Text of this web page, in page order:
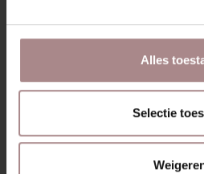
Alles
Selectie
RIKKE | EIKEN
VANAF€ 1.075,00